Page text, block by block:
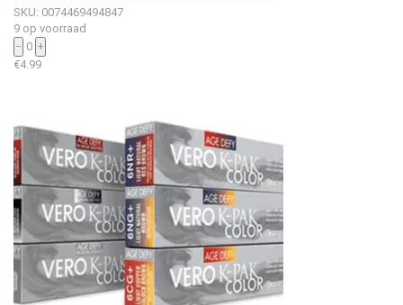
SKU: 0074469494847
9 op voorraad
− 0 +
€4.99